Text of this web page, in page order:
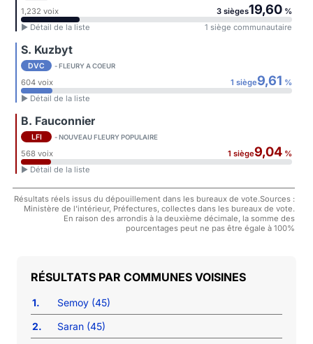
1,232 voix 3 sièges19,60%
► Détail de la liste
1 siège communautaire
S. Kuzbyt
DVC - FLEURY A COEUR
604 voix 1 siège9,61 %
► Détail de la liste
B. Fauconnier
LFI - NOUVEAU FLEURY POPULAIRE
568 voix 1 siège9,04%
► Détail de la liste
Résultats réels issus du dépouillement dans les bureaux de vote.Sources :
Ministère de l'intérieur, Préfectures, collectes dans les bureaux de vote.
En raison des arrondis à la deuxième décimale, la somme des
pourcentages peut ne pas être égale à 100%
COMMUNES VOISINES
1.
Semoy (45)
2.
Saran (45)